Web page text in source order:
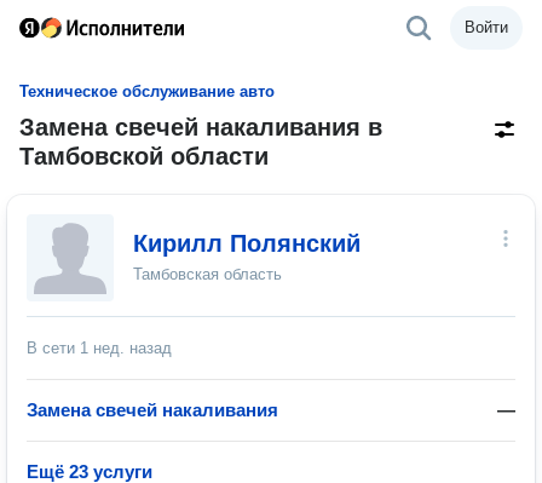
Войти
Техническое обслуживание авто
Замена свечей накаливания в
Тамбовской области
Кирилл Полянский
Тамбовская область
В сети 1 нед. назад
Замена свечей накаливания —
Ещё 23 услуги